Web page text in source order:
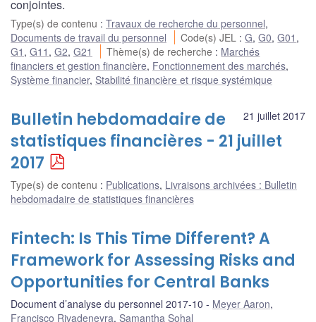
conjointes.
Type(s) de contenu : Travaux de recherche du personnel,
Documents de travail du personnel
Code(s) JEL :G,G0,G01 ,
G1 , G11 , G2, G21 Thème(s) de recherche : Marchés
financiers et gestion financière, Fonctionnement des marchés,
Système financier, Stabilité financière et risque systémique
21 juillet 2017
Bulletin hebdomadaire de
statistiques financières - 21 juillet
2017
Type(s) de contenu : Publications, Livraisons archivées : Bulletin
hebdomadaire de statistiques financières
Fintech: Is This Time Different? A
Framework for Assessing Risks and
Opportunities for Central Banks
Document d’analyse du personnel 2017-10 Meyer Aaron,
Francisco Rivadeneyra, Samantha Sohal